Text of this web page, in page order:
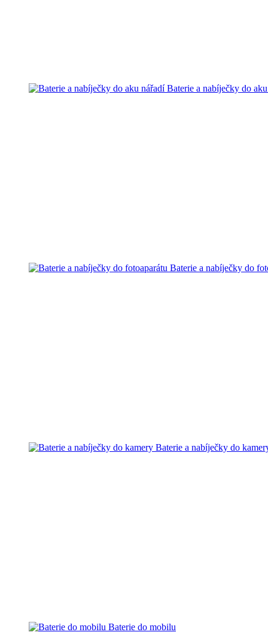
Baterie a nabíječky do
Baterie a nabíječky do
Baterie a nabíječky do
Baterie do mobilu